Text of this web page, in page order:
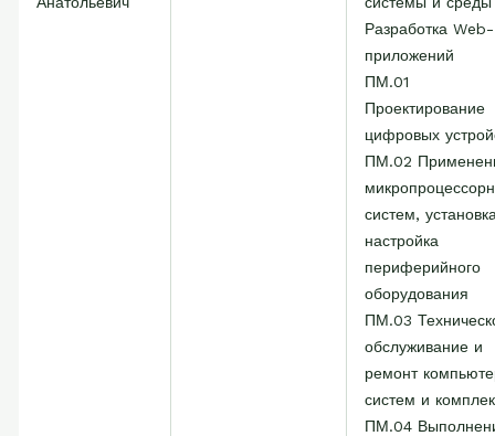
Разработка Web-
приложений
ПМ.01
Проектирование
цифровых
ПМ.02
систем,
настройка
периферийного
оборудования
ПМ.03
обслуживание и
ремонт
систем и
ПМ.04